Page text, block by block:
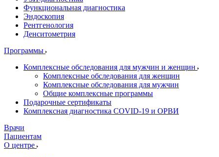
Функциональная диагностика
Эндоскопия
Рентгенология
Денситометрия
Программы
Комплексные обследования для мужчин и женщин
Комплексные обследования для женщин
Комплексные обследования для мужчин
Общие комплексные программы
Подарочные сертификаты
Комплексная диагностика COVID-19 и ОРВИ
Врачи
Пациентам
О центре